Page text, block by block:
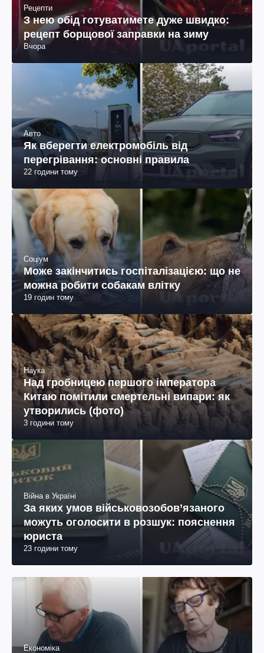
Рецепти
З нею обід готуватимете дуже швидко:
рецепт борщової заправки на зиму
Вчора
Авто
Як вберегти електромобіль від
перегрівання: основні правила
22 години тому
Соціум
Може закінчитись госпіталізацією: що не
можна робити собакам влітку
19 годин тому
Наука
Над гробницею першого імператора
Китаю помітили смертельні випари: як
утворились (фото)
3 години тому
Війна в Україні
За яких умов військовозобов’язаного
можуть оголосити в розшук: пояснення
юриста
23 години тому
Економіка